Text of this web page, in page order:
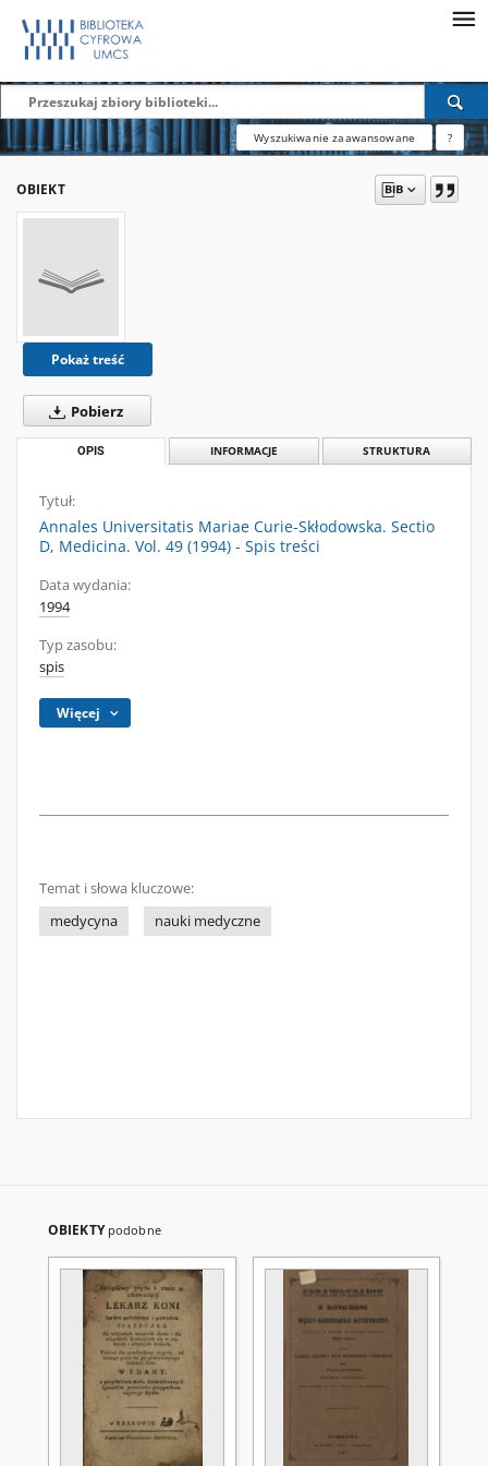
Wyszukiwanie zaawansowane ?
OBIEKT
Pokaż treść
Pobierz
OPIS INFORMACJE STRUKTURA
Tytuł:
Annales Universitatis Mariae Curie-Skłodowska. Sectio
D, Medicina. Vol. 49 (1994) - Spis treści
Data wydania:
1994
Typ zasobu:
spis
Więcej
Temat i słowa kluczowe:
medycyna
nauki medyczne
OBIEKTY podobne